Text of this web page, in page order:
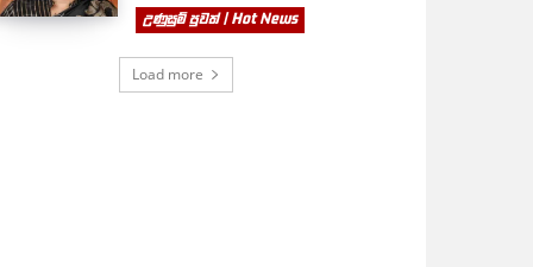
උණුසුම් පුවත් | Hot News
Load more